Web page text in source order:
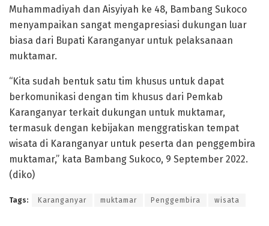
Muhammadiyah dan Aisyiyah ke 48, Bambang Sukoco
menyampaikan sangat mengapresiasi dukungan luar
biasa dari Bupati Karanganyar untuk pelaksanaan
muktamar.
“Kita sudah bentuk satu tim khusus untuk dapat
berkomunikasi dengan tim khusus dari Pemkab
Karanganyar terkait dukungan untuk muktamar,
termasuk dengan kebijakan menggratiskan tempat
wisata di Karanganyar untuk peserta dan penggembira
muktamar,” kata Bambang Sukoco, 9 September 2022.
(diko)
Tags: Karanganyar muktamar Penggembira wisata